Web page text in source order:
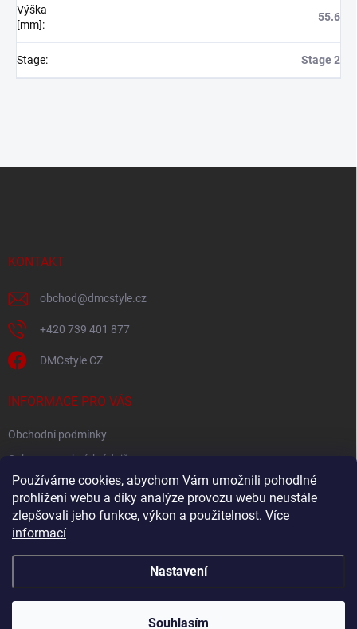
Používáme cookies, abychom Vám umožnili pohodlné
prohlížení webu a díky analýze provozu webu neustále
zlepšovali jeho funkce, výkon a použitelnost. Více
informací
Nastavení
Souhlasím
Výška
[mm]:
55.6
Stage: Stage 2
KONTAKT
obchod@dmcstyle.cz
+420 739 401 877
DMCstyle CZ
INFORMACE PRO VÁS
Obchodní podmínky
Ochrana osobních údajů
FACEBOOK
Copyright 2026DMC style. Všechna práva vyhrazena.Upravit nastavení
cookies